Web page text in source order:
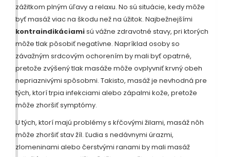
zážitkom plným úľavy a relaxu. No sú situácie, kedy môže
byť masáž viac na škodu než na úžitok. Najbežnejšími
kontraindikáciamisú vážne zdravotné stavy, pri ktorých
môže tlak pôsobiť negatívne. Napríklad osoby so
závažným srdcovým ochorením by mali byť opatrné,
pretože zvýšený tlak masáže môže ovplyvniť krvný obeh
nepriaznivými spôsobmi. Takisto, masáž je nevhodná pre
tých, ktorí trpia infekciami alebo zápalmi kože, pretože
môže zhoršiť symptómy.
U tých, ktorí majú problémy s kŕčovými žilami, masáž nôh
môže zhoršiť stav žíl. Ľudia s nedávnymi úrazmi,
zlomeninami alebo čerstvými ranami by mali masáž